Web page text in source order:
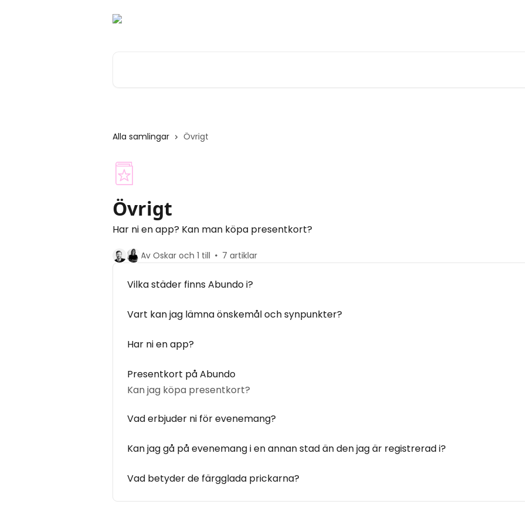
Alla samlingar Övrigt
Övrigt
Har ni en app? Kan man köpa presentkort?
Av Oskar och 1 till 7 artiklar
Vilka städer finns Abundo i?
Vart kan jag lämna önskemål och synpunkter?
Har ni en app?
Presentkort på Abundo
Kan jag köpa presentkort?
Vad erbjuder ni för evenemang?
Kan jag gå på evenemang i en annan stad än den jag är registrerad i?
Vad betyder de färgglada prickarna?